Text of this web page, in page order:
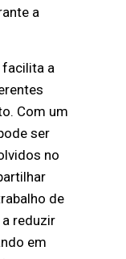
a
facilita a
Com um
ser
no
de
reduzir
em